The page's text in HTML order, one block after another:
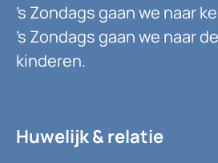
’s Zondags gaan we naar
’s Zondags gaan we naar
kinderen.
Huwelijk & relatie